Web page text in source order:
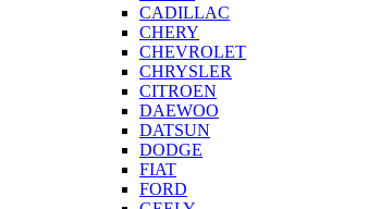
CADILLAC
CHERY
CHEVROLET
CHRYSLER
CITROEN
DAEWOO
DATSUN
DODGE
FIAT
FORD